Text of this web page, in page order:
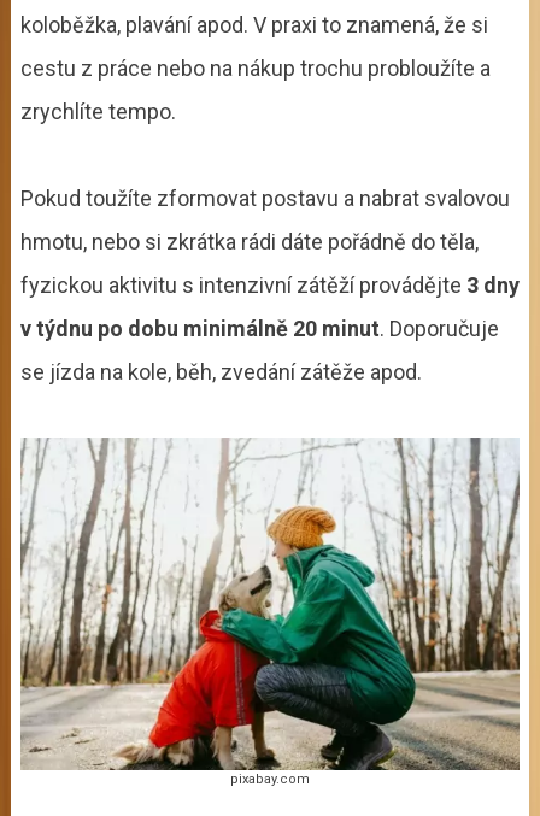
koloběžka, plavání apod. V praxi to znamená, že si
cestu z práce nebo na nákup trochu probloužíte a
zrychlíte tempo.
Pokud toužíte zformovat postavu a nabrat svalovou
hmotu, nebo si zkrátka rádi dáte pořádně do těla,
fyzickou aktivitu s intenzivní zátěží provádějte 3 dny
v týdnu po dobu minimálně 20 minut. Doporučuje
se jízda na kole, běh, zvedání zátěže apod.
pixabay.com